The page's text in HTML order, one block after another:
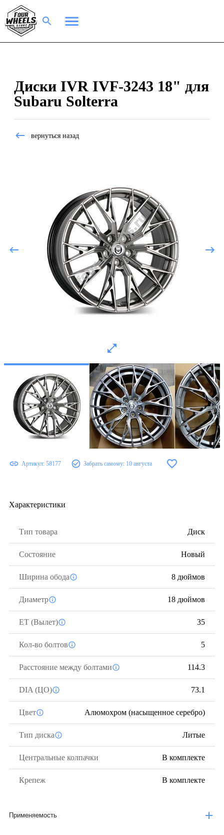
Диски IVR IVF-3243 18" для
Subaru Solterra
вернуться назад
Артикул: 58177 Забрать самому: 10 августа
Характеристики
Тип товара Диск
Состояние Новый
Ширина обода 8 дюймов
Диаметр 18 дюймов
ЕТ (Вылет) 35
Кол-во болтов 5
Расстояние между болтами 114.3
DIA (ЦО) 73.1
Цвет Алюмохром (насыщенное серебро)
Тип диска Литые
Центральные колпачки В комплекте
Крепеж В комплекте
Применяемость